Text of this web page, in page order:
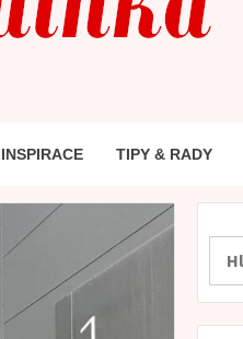
INSPIRACE TIPY & RADY